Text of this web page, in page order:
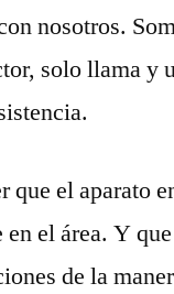
nosotros.
solo llama y
que el aparato
el área. Y
de la